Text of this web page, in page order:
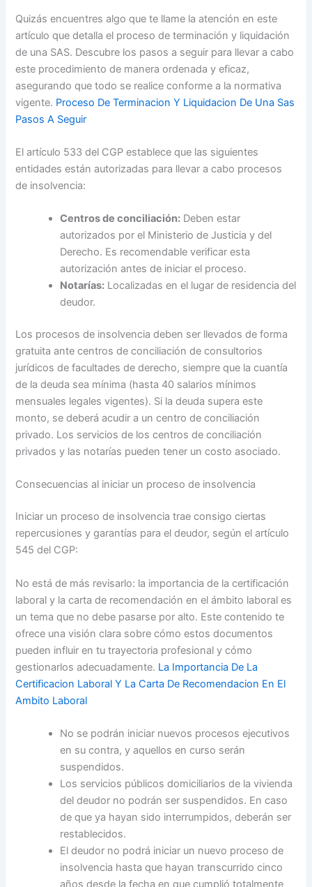
Quizás encuentres algo que te llame la atención en este
artículo que detalla el proceso de terminación y liquidación
de una SAS. Descubre los pasos a seguir para llevar a cabo
este procedimiento de manera ordenada y eficaz,
asegurando que todo se realice conforme a la normativa
vigente. Proceso De Terminacion Y Liquidacion De Una Sas
Pasos A Seguir
El artículo 533 del CGP establece que las siguientes
entidades están autorizadas para llevar a cabo procesos
de insolvencia:
Centros de conciliación: Deben estar
autorizados por el Ministerio de Justicia y del
Derecho. Es recomendable verificar esta
autorización antes de iniciar el proceso.
Notarías: Localizadas en el lugar de residencia del
deudor.
Los procesos de insolvencia deben ser llevados de forma
gratuita ante centros de conciliación de consultorios
jurídicos de facultades de derecho, siempre que la cuantía
de la deuda sea mínima (hasta 40 salarios mínimos
mensuales legales vigentes). Si la deuda supera este
monto, se deberá acudir a un centro de conciliación
privado. Los servicios de los centros de conciliación
privados y las notarías pueden tener un costo asociado.
Consecuencias al iniciar un proceso de insolvencia
Iniciar un proceso de insolvencia trae consigo ciertas
repercusiones y garantías para el deudor, según el artículo
545 del CGP:
No está de más revisarlo: la importancia de la certificación
laboral y la carta de recomendación en el ámbito laboral es
un tema que no debe pasarse por alto. Este contenido te
ofrece una visión clara sobre cómo estos documentos
pueden influir en tu trayectoria profesional y cómo
gestionarlos adecuadamente. La Importancia De La
Certificacion Laboral Y La Carta De Recomendacion En El
Ambito Laboral
No se podrán iniciar nuevos procesos ejecutivos
en su contra, y aquellos en curso serán
suspendidos.
Los servicios públicos domiciliarios de la vivienda
del deudor no podrán ser suspendidos. En caso
de que ya hayan sido interrumpidos, deberán ser
restablecidos.
El deudor no podrá iniciar un nuevo proceso de
insolvencia hasta que hayan transcurrido cinco
años desde la fecha en que cumplió totalmente